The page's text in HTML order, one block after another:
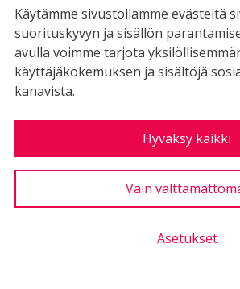
Käytämme sivustollamme evästeitä
suorituskyvyn ja sisällön
avulla voimme tarjota
käyttäjäkokemuksen ja sisältöjä
kanavista.
Hyväksy kaikki
Vain
Asetukset
5 Kannatukset
Tarzankeinu /
EI MAHDOLLINEN
Ehdotan tarzankeinua ja
upotettua trampoliinia johonkin
leikkipuiston...